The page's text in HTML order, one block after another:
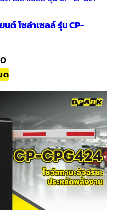
นต์ โซล่าเซลล์ รุ่น CP-
ด